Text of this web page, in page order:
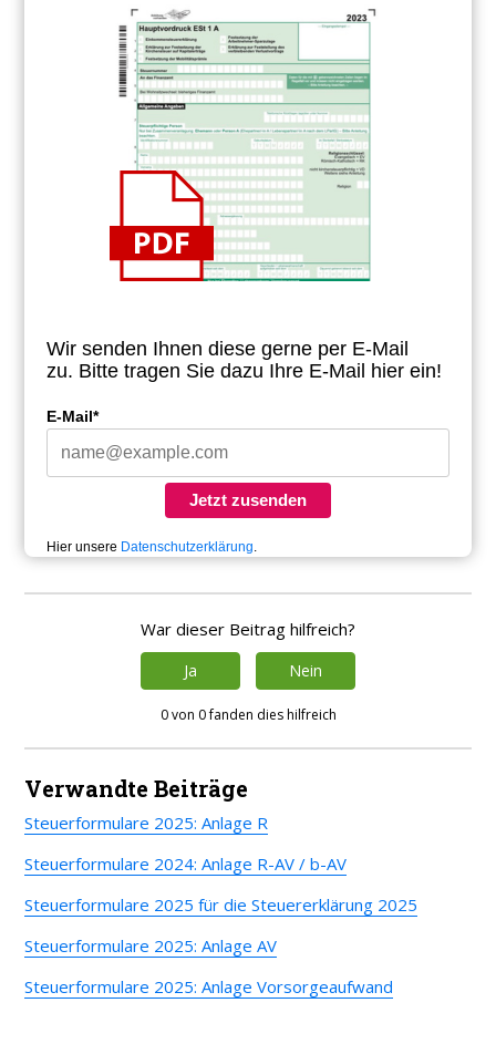
Wir senden Ihnen diese gerne per E-Mail
zu. Bitte tragen Sie dazu Ihre E-Mail hier ein!
E-Mail*
Jetzt zusenden
Hier unsere Datenschutzerklärung.
War dieser Beitrag hilfreich?
Ja Nein
0 von 0 fanden dies hilfreich
Verwandte Beiträge
Steuerformulare 2025: Anlage R
Steuerformulare 2024: Anlage R-AV / b-AV
Steuerformulare 2025 für die Steuererklärung 2025
Steuerformulare 2025: Anlage AV
Steuerformulare 2025: Anlage Vorsorgeaufwand